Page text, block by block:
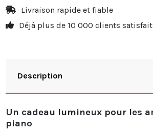
Livraison rapide et fiable
Déjà plus de 10 000 clients
Description
Un cadeau lumineux pour les
piano